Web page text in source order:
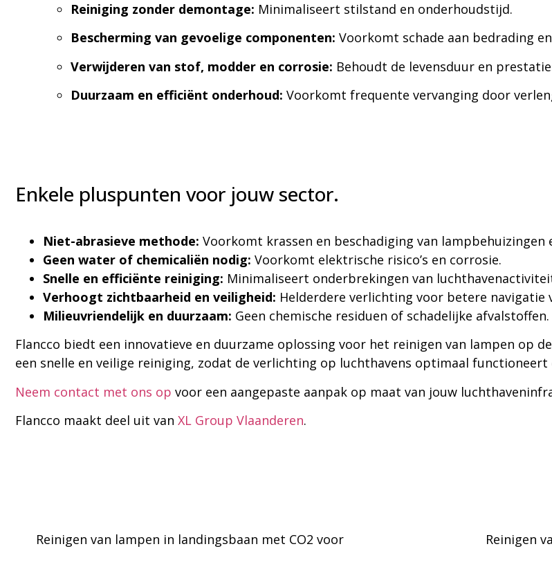
Reiniging zonder demontage: Minimaliseert stilstand en onderhoudstijd.
Bescherming van gevoelige componenten: Voorkomt schade aan bedrading
Verwijderen van stof, modder en corrosie: Behoudt de levensduur en
Duurzaam en efficiënt onderhoud: Voorkomt frequente vervanging door
Enkele pluspunten voor jouw sector.
Niet-abrasieve methode: Voorkomt krassen en beschadiging van lampbehuizingen
Geen water of chemicaliën nodig: Voorkomt elektrische risico’s en corrosie.
Snelle en efficiënte reiniging: Minimaliseert onderbrekingen van
Verhoogt zichtbaarheid en veiligheid: Helderdere verlichting voor betere navigatie
Milieuvriendelijk en duurzaam: Geen chemische residuen of schadelijke afvalstoffen.
Flancco biedt een innovatieve en duurzame oplossing voor het reinigen van lampen op
een snelle en veilige reiniging, zodat de verlichting op luchthavens optimaal
Neem contact met ons op voor een aangepaste aanpak op maat van jouw
Flancco maakt deel uit van XL Group Vlaanderen.
Reinigen van lampen in landingsbaan met CO2 voor Reinigen